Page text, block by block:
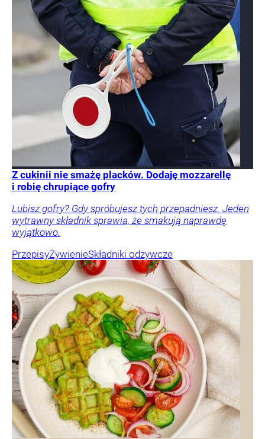
Z cukinii nie smażę placków. Dodaję mozzarellę
i robię chrupiące gofry
Lubisz gofry? Gdy spróbujesz tych przepadniesz. Jeden
wytrawny składnik sprawia, że smakują naprawdę
wyjątkowo.
PrzepisyŻywienieSkładniki odżywcze